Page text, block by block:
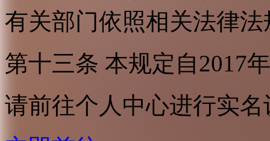
有关部门依照相关法律
第十三条 本规定自2017
请前往个人中心进行实名